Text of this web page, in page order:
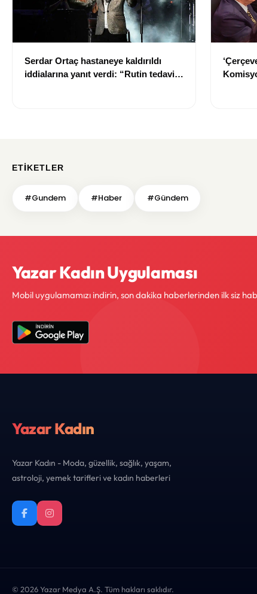
Serdar Ortaç hastaneye kaldırıldı
iddialarına yanıt verdi: “Rutin tedavim
ETIKETLER
#Gundem #Haber #Gündem
Yazar Kadın Uygulaması
Mobil uygulamamızı indirin, son dakika haberlerinden ilk siz
Yazar Kadın
Yazar Kadın - Moda, güzellik, sağlık, yaşam,
astroloji, yemek tarifleri ve kadın haberleri
© 2026 Yazar Medya A.Ş. Tüm hakları saklıdır.